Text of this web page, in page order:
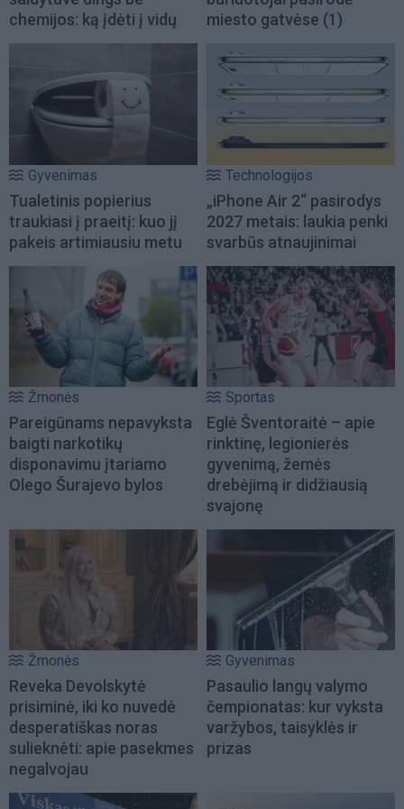
chemijos: ką įdėti į vidų
miesto gatvėse (1)
Gyvenimas
Tualetinis popierius
traukiasi į praeitį: kuo jį
pakeis artimiausiu metu
Technologijos
„iPhone Air 2“ pasirodys
2027 metais: laukia penki
svarbūs atnaujinimai
Žmonės
Pareigūnams nepavyksta
baigti narkotikų
disponavimu įtariamo
Olego Šurajevo bylos
Sportas
Eglė Šventoraitė – apie
rinktinę, legionierės
gyvenimą, žemės
drebėjimą ir didžiausią
svajonę
Žmonės
Reveka Devolskytė
prisiminė, iki ko nuvedė
desperatiškas noras
sulieknėti: apie pasekmes
negalvojau
Gyvenimas
Pasaulio langų valymo
čempionatas: kur vyksta
varžybos, taisyklės ir
prizas